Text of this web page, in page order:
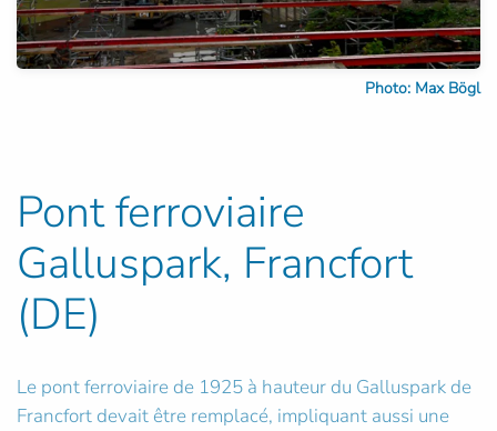
Photo: Max Bögl
Pont ferroviaire
Galluspark, Francfort
(DE)
Le pont ferroviaire de 1925 à hauteur du Galluspark de
Francfort devait être remplacé, impliquant aussi une